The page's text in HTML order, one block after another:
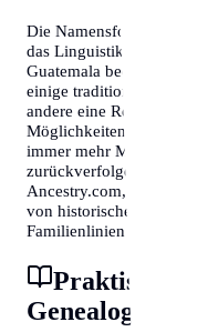
Die Namensforschung
das Linguistik,
Guatemala beobachten
einige traditionelle
andere eine
Möglichkeiten für
immer mehr Menschen
zurückverfolgen können.
Ancestry.com,
von historischen
Familienlinien über
Praktische
Genealogie